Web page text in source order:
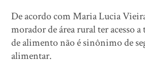
De acordo com Maria Lucia
morador de área rural ter acesso
de alimento não é sinônimo de
alimentar.